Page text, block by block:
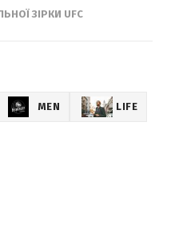
ЗІРКИ UFC
MEN LIFE